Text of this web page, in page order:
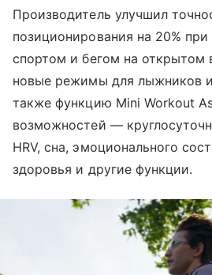
Производитель улучшил
позиционирования на 20%
спортом и бегом на открытом
новые режимы для лыжников
также функцию Mini Workout
возможностей —
HRV, сна, эмоционального
здоровья и другие функции.